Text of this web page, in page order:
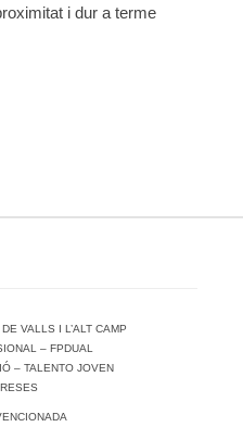
i dur a terme
VALLS I L’ALT CAMP
– FPDUAL
– TALENTO JOVEN